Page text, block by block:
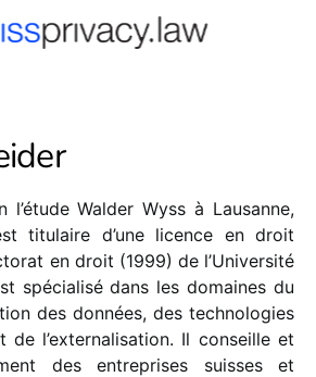
l’étude Walder Wyss à Lausanne,
titulaire d’une licence en droit
en droit (1999) de l’Université
spécialisé dans les domaines du
des données, des technologies
de l’externalisation. Il conseille et
des entreprises suisses et